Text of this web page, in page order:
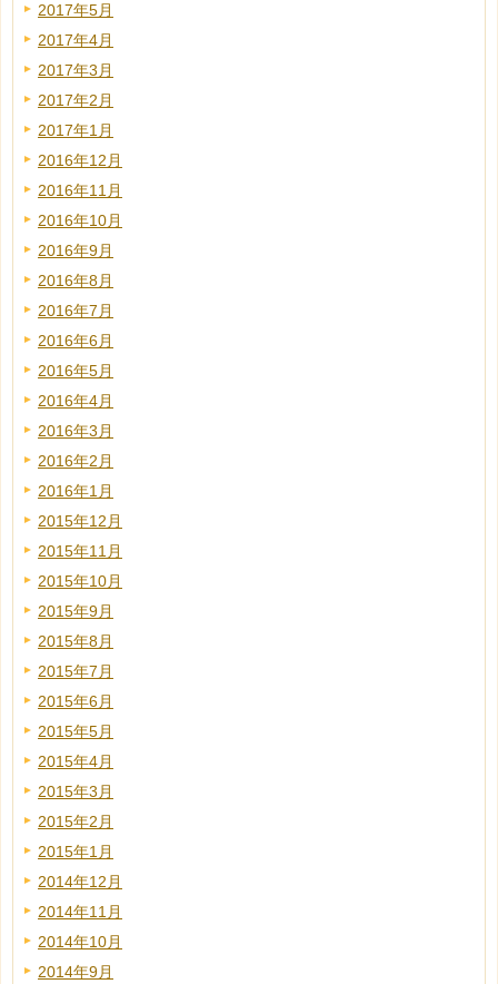
2017年5月
2017年4月
2017年3月
2017年2月
2017年1月
2016年12月
2016年11月
2016年10月
2016年9月
2016年8月
2016年7月
2016年6月
2016年5月
2016年4月
2016年3月
2016年2月
2016年1月
2015年12月
2015年11月
2015年10月
2015年9月
2015年8月
2015年7月
2015年6月
2015年5月
2015年4月
2015年3月
2015年2月
2015年1月
2014年12月
2014年11月
2014年10月
2014年9月